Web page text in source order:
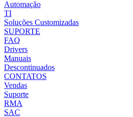
Automação
TI
Soluções Customizadas
SUPORTE
FAQ
Drivers
Manuais
Descontinuados
CONTATOS
Vendas
Suporte
RMA
SAC